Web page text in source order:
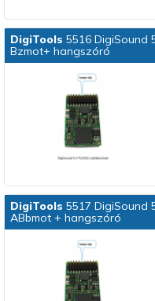
DigiTools 5516 DigiSound
Bzmot+ hangszóró
DigiTools 5517 DigiSound
ABbmot + hangszóró